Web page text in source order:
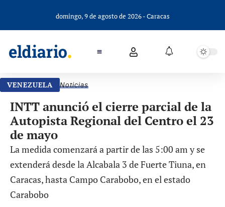
domingo, 9 de agosto de 2026 - Caracas
VENEZUELA Noticias
INTT anunció el cierre parcial de la
Autopista Regional del Centro el 23
de mayo
La medida comenzará a partir de las 5:00 am y se
extenderá desde la Alcabala 3 de Fuerte Tiuna, en
Caracas, hasta Campo Carabobo, en el estado
Carabobo